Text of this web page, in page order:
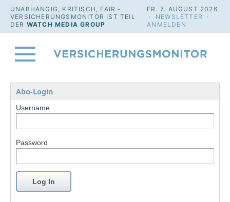
UNABHÄNGIG, KRITISCH, FAIR -
VERSICHERUNGSMONITOR IST TEIL
DER WATCH MEDIA GROUP
FR. 7. AUGUST 2026
· NEWSLETTER
·
ANMELDEN
Abo-Login
Username
Password